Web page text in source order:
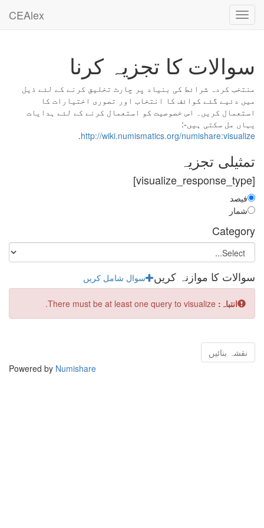
Toggle
navigation
CEAlex
سوالات کا تجزیہ کرنا
منتخب کردہ شرائط کی بنیاد پر چارٹ تخلیق کرنے کے لئے ذیل
میں دئیے گئے کوائف کا انتخاب اور تصوری اختیارات کا
استعمال کریں۔ اس خصوصیت کو استعمال کرنے کے لئے ہدایات
یہاں مل سکتی ہیں-:
http://wiki.numismatics.org/numishare:visualize
.
تمثیلی تجزیہ
[visualize_response_type]
فیصد
شمار
Category
سوالات کا موازنہ کریں سوال شامل کریں
انتباہ:
Powered by Numishare